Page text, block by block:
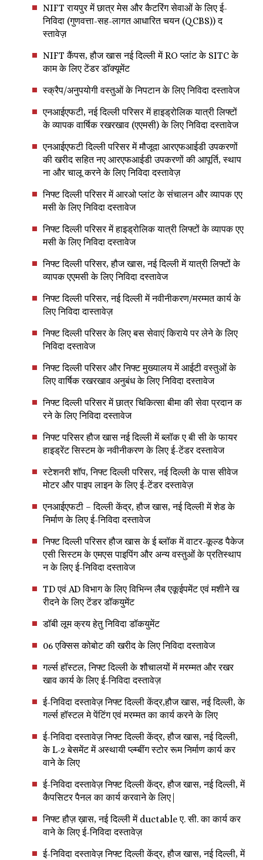
NIFT रायपुर में छात्र मेस और कैटरिंग सेवाओं के लिए ई-
निविदा (गुणवत्ता-सह-लागत आधारित चयन (QCBS)) द
स्तावेज़
NIFT कैंपस, हौज खास नई दिल्ली में RO प्लांट के SITC के
काम के लिए टेंडर डॉक्यूमेंट
स्क्रैप/अनुपयोगी वस्तुओं के निपटान के लिए निविदा दस्तावेज
एनआईएफटी, नई दिल्ली परिसर में हाइड्रोलिक यात्री लिफ्टों
के व्यापक वार्षिक रखरखाव (एएमसी) के लिए निविदा दस्तावेज
एनआईएफटी दिल्ली परिसर में मौजूदा आरएफआईडी उपकरणों
की खरीद सहित नए आरएफआईडी उपकरणों की आपूर्ति, स्थाप
ना और चालू करने के लिए निविदा दस्तावेज़
निफ्ट दिल्ली परिसर में आरओ प्लांट के संचालन और व्यापक एए
मसी के लिए निविदा दस्तावेज
निफ्ट दिल्ली परिसर में हाइड्रोलिक यात्री लिफ्टों के व्यापक एए
मसी के लिए निविदा दस्तावेज
निफ्ट दिल्ली परिसर, हौज खास, नई दिल्ली में यात्री लिफ्टों के
व्यापक एएमसी के लिए निविदा दस्तावेज
निफ्ट दिल्ली परिसर, नई दिल्ली में नवीनीकरण/मरम्मत कार्य के
लिए निविदा दास्तावेज़
निफ्ट दिल्ली परिसर के लिए बस सेवाएं किराये पर लेने के लिए
निविदा दस्तावेज
निफ्ट दिल्ली परिसर और निफ्ट मुख्यालय में आईटी वस्तुओं के
लिए वार्षिक रखरखाव अनुबंध के लिए निविदा दस्तावेज
निफ्ट दिल्ली परिसर में छात्र चिकित्सा बीमा की सेवा प्रदान क
रने के लिए निविदा दस्तावेज
निफ्ट परिसर हौज खास नई दिल्ली में ब्लॉक ए बी सी के फायर
हाइड्रेंट सिस्टम के नवीनीकरण के लिए ई-टेंडर दस्तावेज
स्टेशनरी शॉप, निफ्ट दिल्ली परिसर, नई दिल्ली के पास सीवेज
मोटर और पाइप लाइन के लिए ई-टेंडर दस्तावेज़
एनआईएफटी – दिल्ली केंद्र, हौज खास, नई दिल्ली में शेड के
निर्माण के लिए ई-निविदा दस्तावेज
निफ्ट दिल्ली परिसर हौज खास के ई ब्लॉक में वाटर-कूल्ड पैकेज
एसी सिस्टम के एमएस पाइपिंग और अन्य वस्तुओं के प्रतिस्थाप
न के लिए ई-निविदा दस्तावेज
TD एवं AD विभाग के लिए विभिन्न लैब एकूईपमेंट एवं मशीने ख
रीदने के लिए टेंडर डॉकयुमेंट
डॉबी लूम क्रय हेतु निविदा डॉकयुमेंट
06 एक्सिस कोबोट की खरीद के लिए निविदा दस्तावेज
गर्ल्स हॉस्टल, निफ्ट दिल्ली के शौचालयों में मरम्मत और रखर
खाव कार्य के लिए ई-निविदा दस्तावेज़
ई-निविदा दस्तावेज़ निफ्ट दिल्ली केंद्र,हौज खास, नई दिल्ली, के
गर्ल्स हॉस्टल मे पेंटिंग एवं मरम्मत का कार्य करने के लिए
ई-निविदा दस्तावेज़ निफ्ट दिल्ली केंद्र, हौज खास, नई दिल्ली,
के L-2 बेसमेंट में अस्थायी प्ल्म्बींग स्टोर रूम निर्माण कार्य कर
वाने के लिए
ई-निविदा दस्तावेज़ निफ्ट दिल्ली केंद्र, हौज खास, नई दिल्ली, में
कैपसिटर पैनल का कार्य करवाने के लिए|
निफ्ट हौज़ ख़ास, नई दिल्ली में ductable ए. सी. का कार्य कर
वाने के लिए ई-निविदा दस्तावेज़
ई-निविदा दस्तावेज़ निफ्ट दिल्ली केंद्र, हौज खास, नई दिल्ली, में